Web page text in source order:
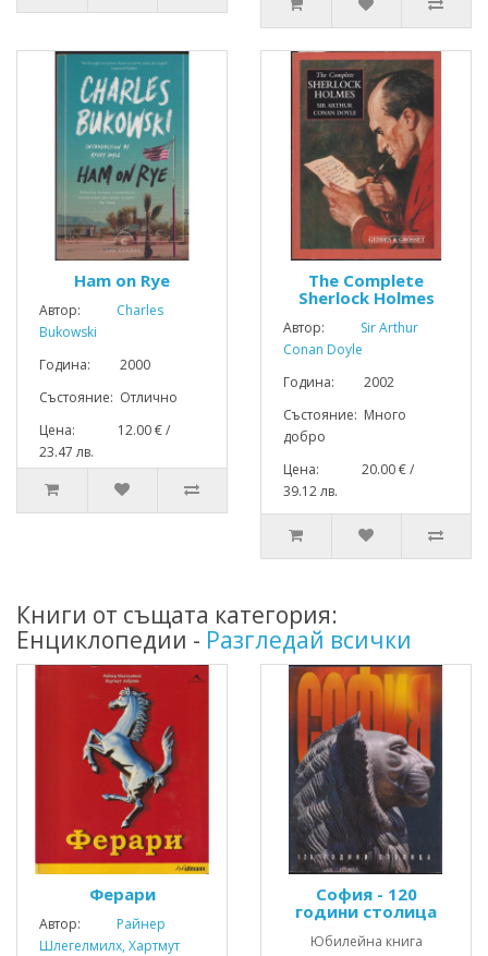
Ham on Rye
Автор:
Charles
Bukowski
Година: 2000
Състояние: Отлично
Цена: 12.00 € /
23.47 лв.
The Complete
Sherlock Holmes
Автор:
Sir Arthur
Conan Doyle
Година: 2002
Състояние: Много
добро
Цена: 20.00 € /
39.12 лв.
Книги от същата категория:
Енциклопедии - Разгледай всички
Ферари
Автор:
Райнер
Шлегелмилх, Хартмут
София - 120
години столица
Юбилейна книга